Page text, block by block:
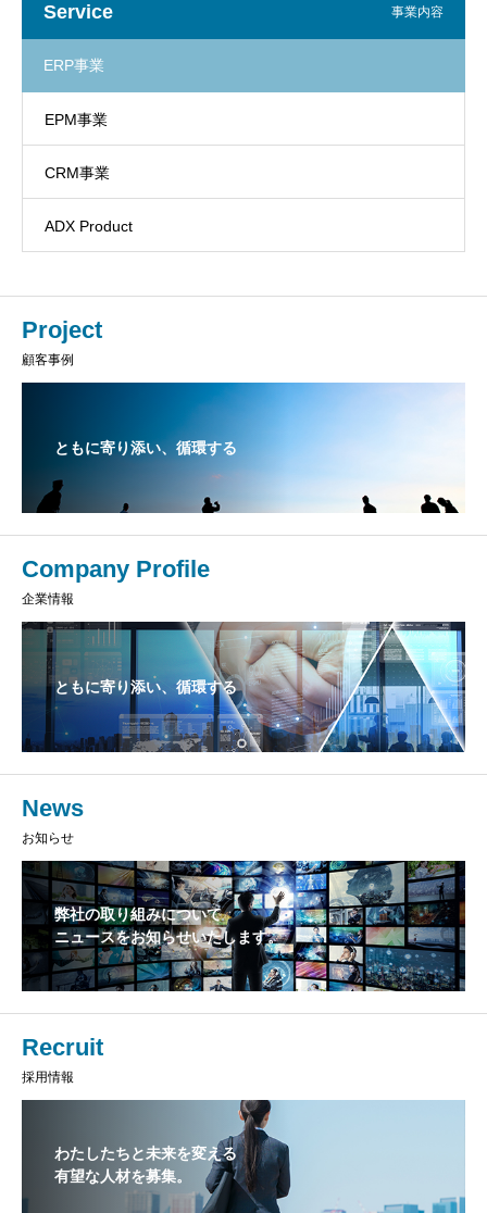
Service 事業内容
ERP事業
EPM事業
CRM事業
ADX Product
Project
顧客事例
ともに寄り添い、循環する
Company Profile
企業情報
ともに寄り添い、循環する
News
お知らせ
弊社の取り組みについて
ニュースをお知らせいたします。
Recruit
採用情報
わたしたちと未来を変える
有望な人材を募集。